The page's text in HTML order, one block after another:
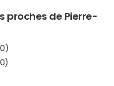
proches de Pierre-